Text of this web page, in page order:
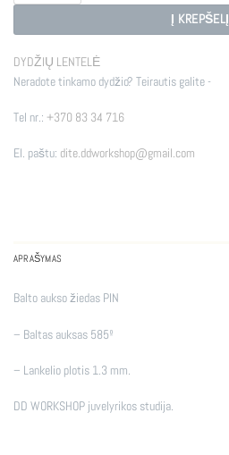
Į KREPŠELĮ
DYDŽIŲ LENTELĖ
Neradote tinkamo dydžio? Teirautis galite -
Tel nr.: +370 83 34 716
El. paštu: dite.ddworkshop@gmail.com
APRAŠYMAS
Balto aukso žiedas PIN
– Baltas auksas 585º
– Lankelio plotis 1.3 mm.
DD WORKSHOP juvelyrikos studija.